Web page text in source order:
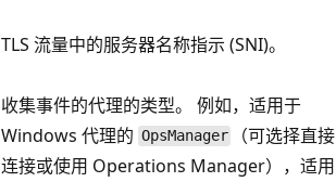
TLS 流量中的服务器名称指示 (SNI)。
收集事件的代理的类型。 例如，适用于
Windows 代理的 OpsManager
（可选择直接
连接或使用 Operations Manager），适用